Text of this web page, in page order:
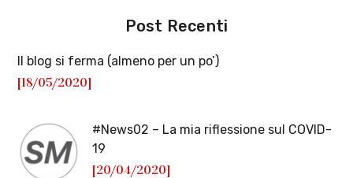
Post Recenti
Il blog si ferma (almeno per un po’)
[18/05/2020]
#News02 – La mia riflessione sul COVID-
19
[20/04/2020]